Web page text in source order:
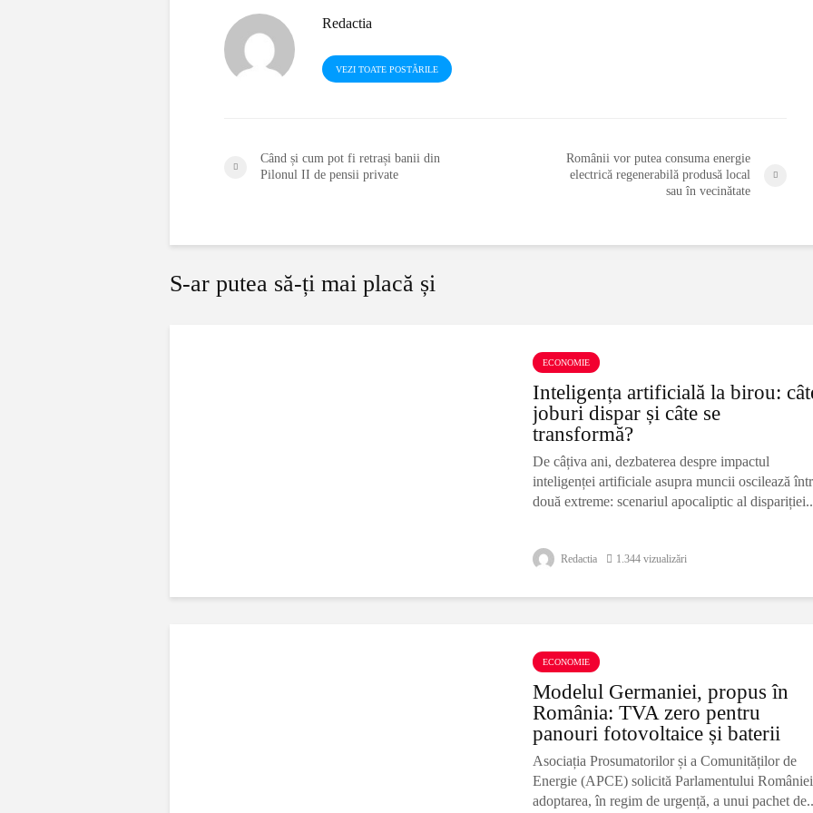
Redactia
VEZI TOATE POSTĂRILE
Când și cum pot fi retrași banii din
Pilonul II de pensii private
Românii vor putea consuma energie
electrică regenerabilă produsă local
sau în vecinătate
S-ar putea să-ți mai placă și
ECONOMIE
Inteligența artificială la birou:
joburi dispar și câte se
transformă?
De câțiva ani, dezbaterea despre impactul
inteligenței artificiale asupra muncii oscilează
două extreme: scenariul apocaliptic al
Redactia 1.344 vizualizări
ECONOMIE
Modelul Germaniei, propus în
România: TVA zero pentru
panouri fotovoltaice și baterii
Asociația Prosumatorilor și a Comunităților de
Energie (APCE) solicită Parlamentului României
adoptarea, în regim de urgență, a unui pachet